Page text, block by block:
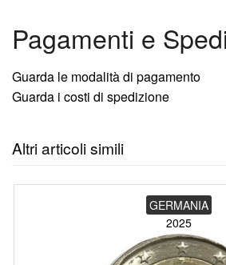
Pagamenti e
Guarda le modalità di pagamento
Guarda i costi di spedizione
Altri articoli simili
GERMANIA
2025